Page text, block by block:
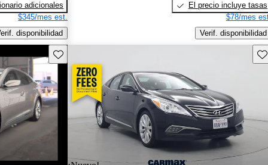
adicionales
$345/mes est.
disponibilidad
El precio incluye tasas
$78/mes
Verif. disponibilidad
Guarda este Aviso